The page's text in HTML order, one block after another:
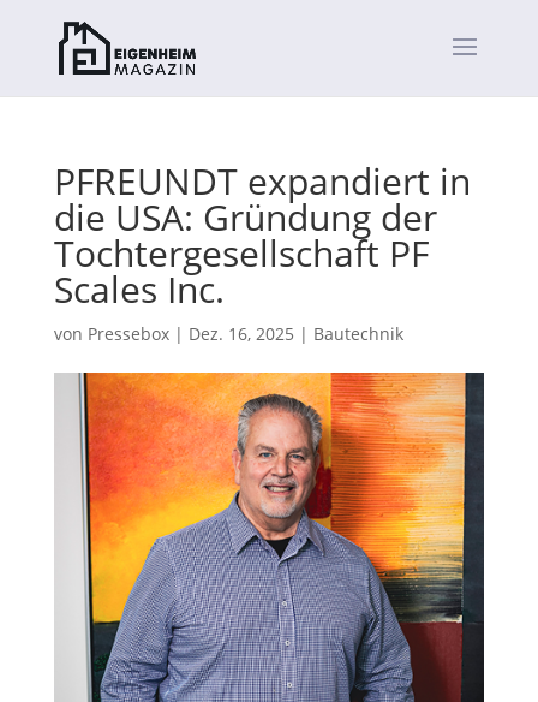
PFREUNDT expandiert in
die USA: Gründung der
Tochtergesellschaft PF
Scales Inc.
von Pressebox| Dez. 16, 2025 | Bautechnik